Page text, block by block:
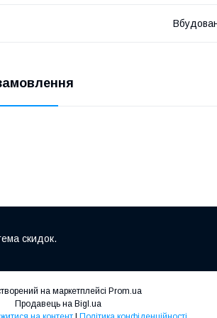
скидок.
на маркетплейсі Prom.ua
Продавець на Bigl.ua